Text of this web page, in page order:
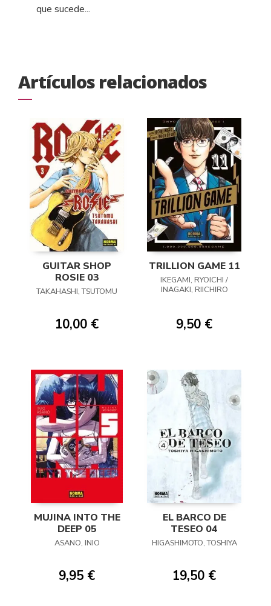
que sucede...
Artículos relacionados
GUITAR SHOP
ROSIE 03
TAKAHASHI, TSUTOMU
10,00 €
TRILLION GAME 11
IKEGAMI, RYOICHI /
INAGAKI, RIICHIRO
9,50 €
MUJINA INTO THE
DEEP 05
ASANO, INIO
9,95 €
EL BARCO DE
TESEO 04
HIGASHIMOTO, TOSHIYA
19,50 €